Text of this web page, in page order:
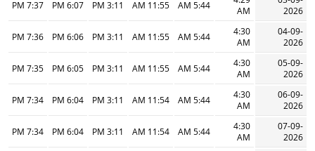
2026
AM
5:44 AM
11:55 AM
3:11 PM
6:07 PM
7:37 PM
04-09-
2026
4:30
AM
5:44 AM
11:55 AM
3:11 PM
6:06 PM
7:36 PM
05-09-
2026
4:30
AM
5:44 AM
11:55 AM
3:11 PM
6:05 PM
7:35 PM
06-09-
2026
4:30
AM
5:44 AM
11:54 AM
3:11 PM
6:04 PM
7:34 PM
07-09-
2026
4:30
AM
5:44 AM
11:54 AM
3:11 PM
6:04 PM
7:34 PM